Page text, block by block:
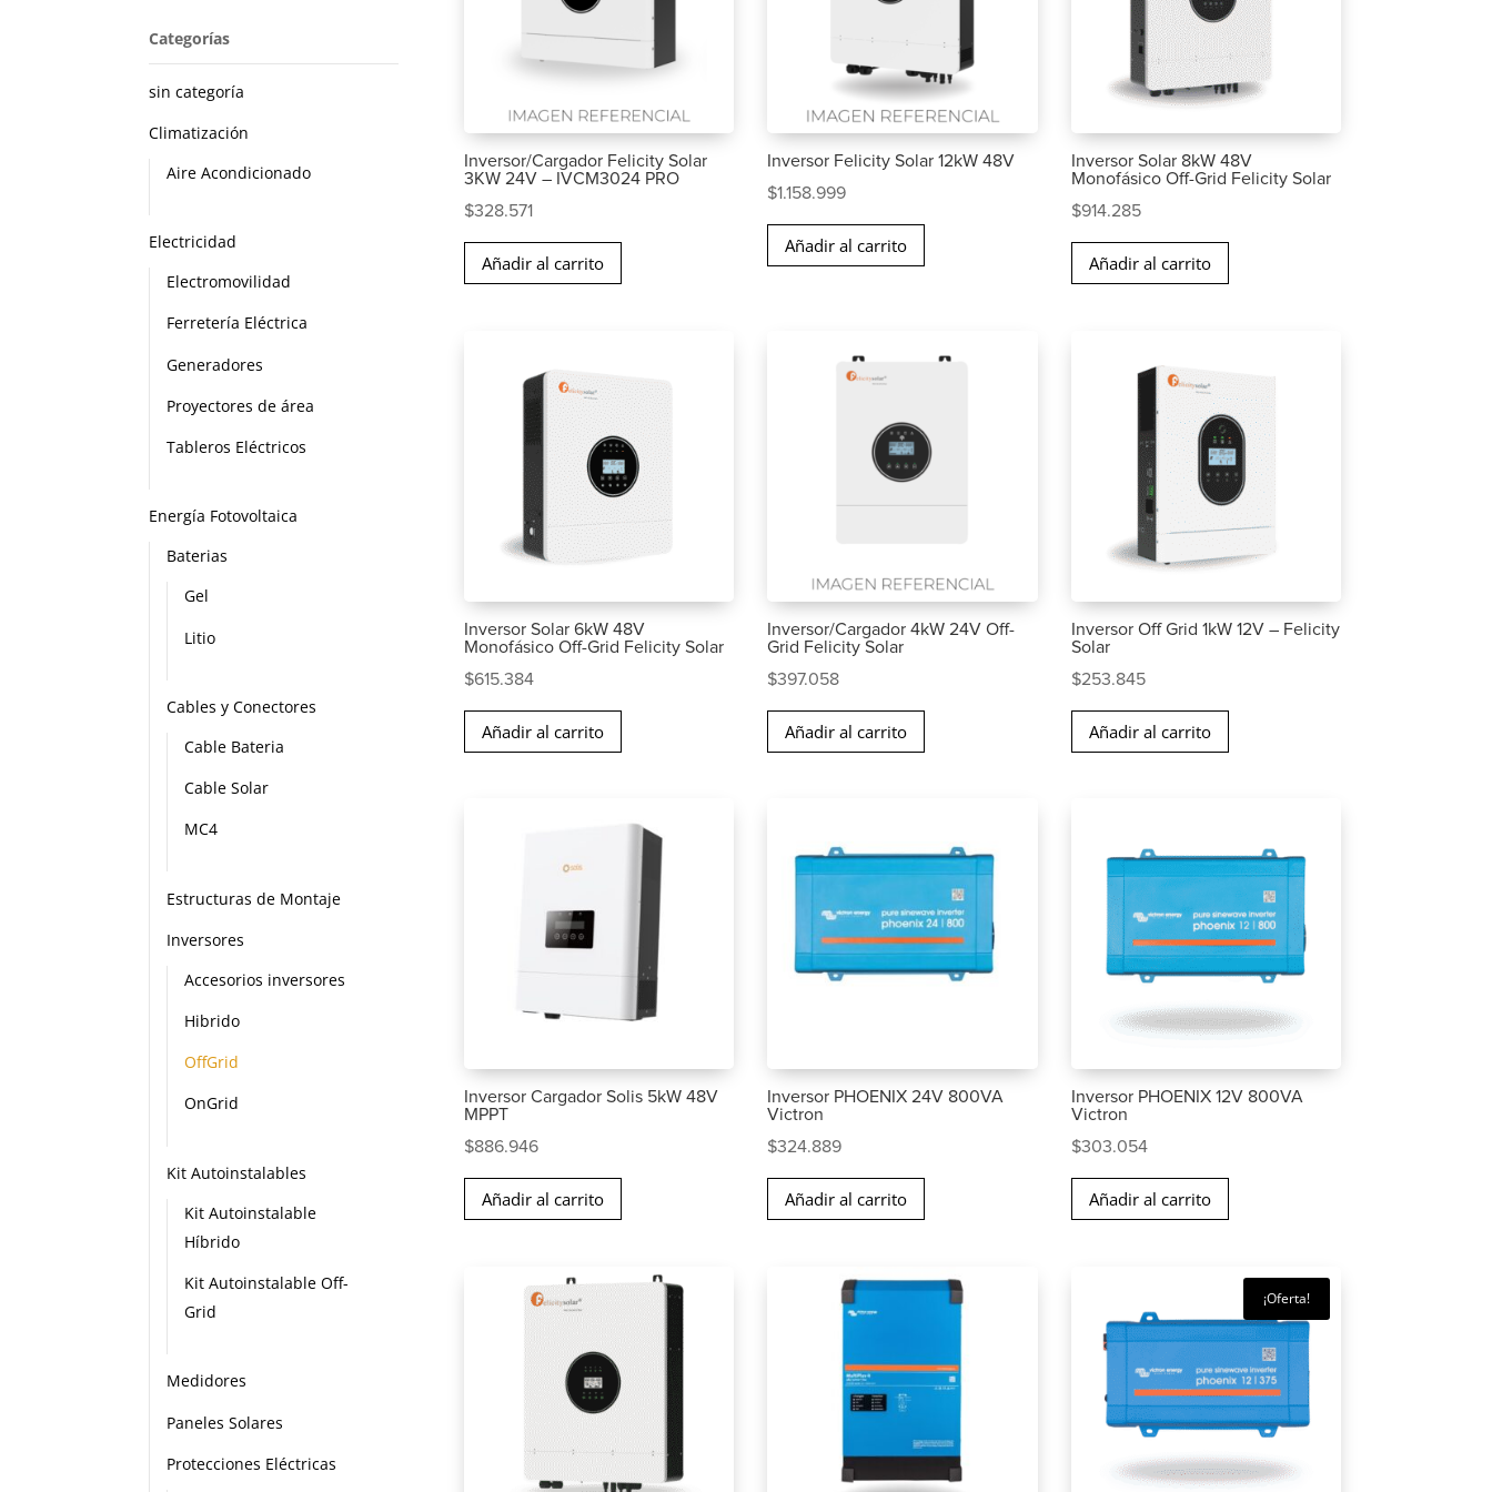
Categorías
sin categoría
Climatización
Aire Acondicionado
Electricidad
Electromovilidad
Ferretería Eléctrica
Generadores
Proyectores de área
Tableros Eléctricos
Energía Fotovoltaica
Baterias
Gel
Litio
Cables y Conectores
Cable Bateria
Cable Solar
MC4
Estructuras de Montaje
Inversores
Accesorios inversores
Hibrido
OffGrid
OnGrid
Kit Autoinstalables
Kit Autoinstalable
Híbrido
Kit Autoinstalable Off-
Grid
Medidores
Paneles Solares
Protecciones Eléctricas
Inversor/Cargador Felicity Solar
3KW 24V – IVCM3024 PRO
$328.571
Añadir al carrito
Inversor Felicity Solar 12kW 48V
$1.158.999
Añadir al carrito
Inversor Solar 8kW 48V
Monofásico Off-Grid Felicity Solar
$914.285
Añadir al carrito
Inversor Solar 6kW 48V
Monofásico Off-Grid Felicity Solar
$615.384
Añadir al carrito
Inversor/Cargador 4kW 24V Off-
Grid Felicity Solar
$397.058
Añadir al carrito
Inversor Off Grid 1kW 12V – Felicity
Solar
$253.845
Añadir al carrito
Inversor Cargador Solis 5kW 48V
MPPT
$886.946
Añadir al carrito
Inversor PHOENIX 24V 800VA
Victron
$324.889
Añadir al carrito
Inversor PHOENIX 12V 800VA
Victron
$303.054
Añadir al carrito
¡Oferta!